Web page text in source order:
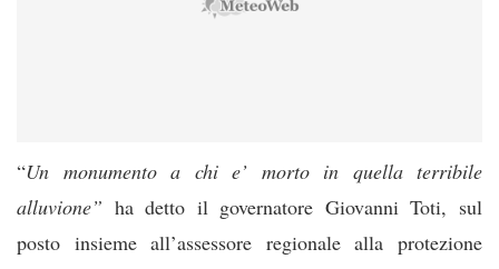
“Un monumento a chi e’ morto in quella terribile
alluvione” ha detto il governatore Giovanni Toti, sul
posto insieme all’assessore regionale alla protezione